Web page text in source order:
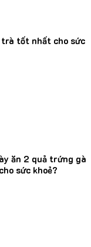
trà tốt nhất cho sức
ăn 2 quả trứng gà
sức khoẻ?